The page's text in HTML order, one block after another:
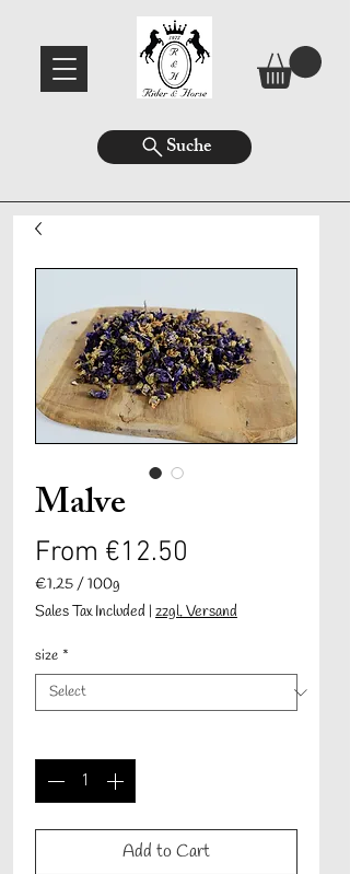
Suche
Malve
From €12.50
€1.25/ 100g
€1.25
per
Grams
Sales Tax Included | zzgl. Versand
size *
Add to Cart